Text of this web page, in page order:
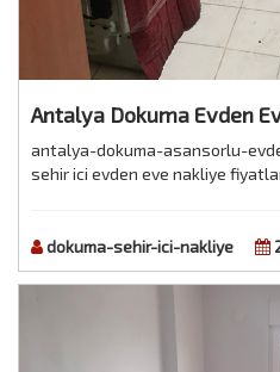
Antalya Dokuma Evden
antalya-dokuma-asansorlu-
sehir ici evden eve nakliye
dokuma-sehir-ici-nakliye